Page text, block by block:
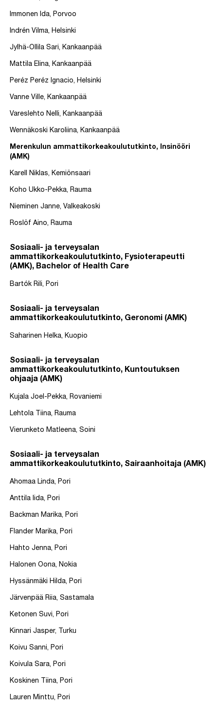
Immonen Ida, Porvoo
Indrén Vilma, Helsinki
Jylhä-Ollila Sari, Kankaanpää
Mattila Elina, Kankaanpää
Peréz Peréz Ignacio, Helsinki
Vanne Ville, Kankaanpää
Vareslehto Nelli, Kankaanpää
Wennäkoski Karoliina, Kankaanpää
Merenkulun ammattikorkeakoulututkinto, Insinööri
(AMK)
Karell Niklas, Kemiönsaari
Koho Ukko-Pekka, Rauma
Nieminen Janne, Valkeakoski
Roslöf Aino, Rauma
Sosiaali- ja terveysalan
ammattikorkeakoulututkinto, Fysioterapeutti
(AMK), Bachelor of Health Care
Bartók Rili, Pori
Sosiaali- ja terveysalan
ammattikorkeakoulututkinto, Geronomi (AMK)
Saharinen Helka, Kuopio
Sosiaali- ja terveysalan
ammattikorkeakoulututkinto, Kuntoutuksen
ohjaaja (AMK)
Kujala Joel-Pekka, Rovaniemi
Lehtola Tiina, Rauma
Vierunketo Matleena, Soini
Sosiaali- ja terveysalan
ammattikorkeakoulututkinto, Sairaanhoitaja (AMK)
Ahomaa Linda, Pori
Anttila Iida, Pori
Backman Marika, Pori
Flander Marika, Pori
Hahto Jenna, Pori
Halonen Oona, Nokia
Hyssänmäki Hilda, Pori
Järvenpää Riia, Sastamala
Ketonen Suvi, Pori
Kinnari Jasper, Turku
Koivu Sanni, Pori
Koivula Sara, Pori
Koskinen Tiina, Pori
Lauren Minttu, Pori